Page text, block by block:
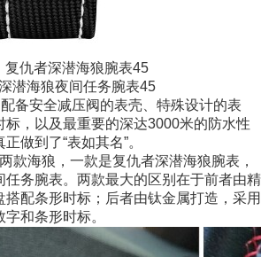
复仇者深潜海狼腕表45
潜海狼夜间任务腕表45
备安全减压阀的表壳、特殊设计的表
标，以及最重要的深达3000米的防水性
做到了“表如其名”。
海狼，一款是复仇者深潜海狼腕表，
任务腕表。两款最大的区别在于前者由精
配条形时标；后者由钛金属打造，采用
和条形时标。